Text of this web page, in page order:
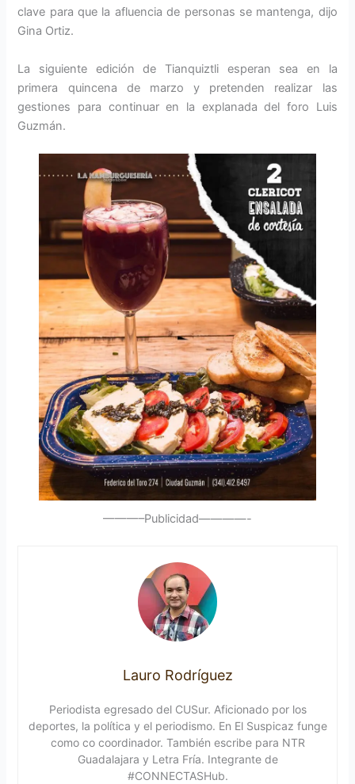
clave para que la afluencia de personas se mantenga, dijo
Gina Ortiz.
La siguiente edición de Tianquiztli esperan sea en la
primera quincena de marzo y pretenden realizar las
gestiones para continuar en la explanada del foro Luis
Guzmán.
———–Publicidad————-
Lauro Rodríguez
Periodista egresado del CUSur. Aficionado por los
deportes, la política y el periodismo. En El Suspicaz funge
como co coordinador. También escribe para NTR
Guadalajara y Letra Fría. Integrante de
#CONNECTASHub.